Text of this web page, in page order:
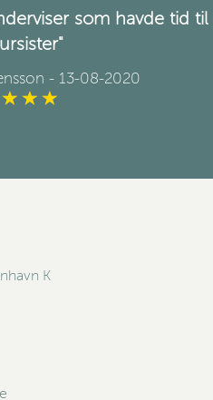
som havde tid til
- 13-08-2020
K